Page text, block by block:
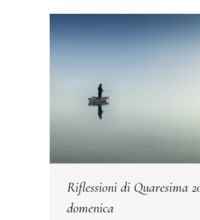
Riflessioni di Quaresima
domenica